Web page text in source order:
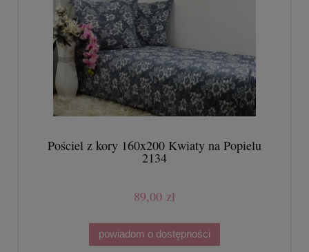
Pościel z kory 160x200 Kwiaty na Popielu
2134
89,00 zł
powiadom o dostępności